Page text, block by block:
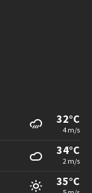
32°C
4 m/s
34°C
2 m/s
35°C